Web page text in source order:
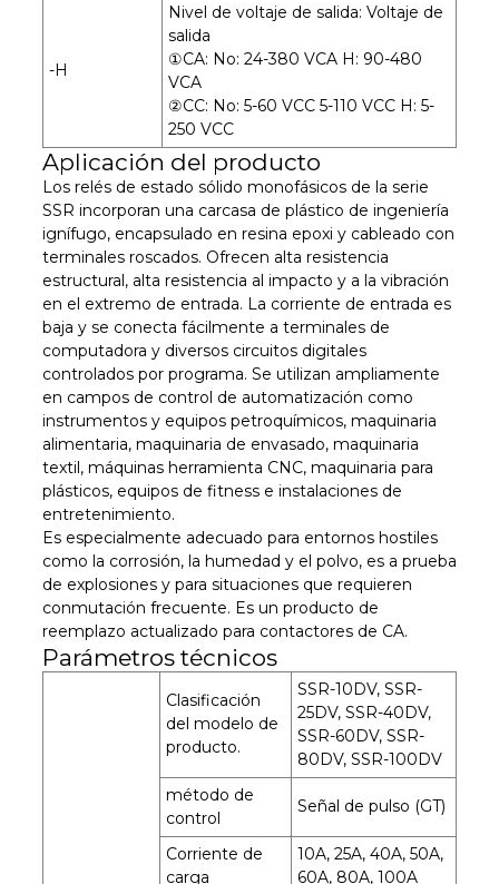
-H
Nivel de voltaje de salida: Voltaje de
salida
①CA: No: 24-380 VCA H: 90-480
VCA
②CC: No: 5-60 VCC 5-110 VCC H: 5-
250 VCC
Aplicación del producto
Los relés de estado sólido monofásicos de la serie
SSR incorporan una carcasa de plástico de ingeniería
ignífugo, encapsulado en resina epoxi y cableado con
terminales roscados. Ofrecen alta resistencia
estructural, alta resistencia al impacto y a la vibración
en el extremo de entrada. La corriente de entrada es
baja y se conecta fácilmente a terminales de
computadora y diversos circuitos digitales
controlados por programa. Se utilizan ampliamente
en campos de control de automatización como
instrumentos y equipos petroquímicos, maquinaria
alimentaria, maquinaria de envasado, maquinaria
textil, máquinas herramienta CNC, maquinaria para
plásticos, equipos de fitness e instalaciones de
entretenimiento.
Es especialmente adecuado para entornos hostiles
como la corrosión, la humedad y el polvo, es a prueba
de explosiones y para situaciones que requieren
conmutación frecuente. Es un producto de
reemplazo actualizado para contactores de CA.
Parámetros técnicos
Clasificación
del modelo de
producto.
SSR-10DV, SSR-
25DV, SSR-40DV,
SSR-60DV, SSR-
80DV, SSR-100DV
método de
control
Señal de pulso (GT)
Corriente de
carga
10A, 25A, 40A, 50A,
60A, 80A, 100A